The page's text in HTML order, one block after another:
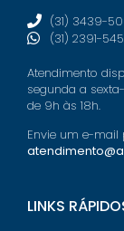
(31) 3439-
(31) 2391-
Atendimento
segunda a
de 9h às 18h.
Envie um e-mail
LINKS